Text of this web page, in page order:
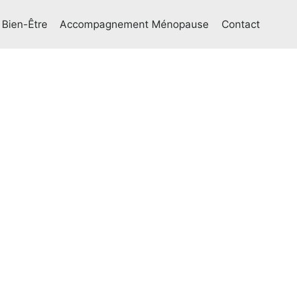
Bien-Être Accompagnement Ménopause Contact